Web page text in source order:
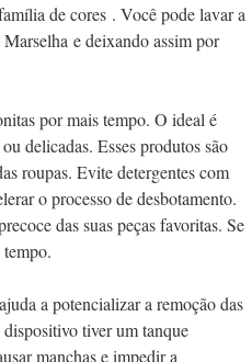
de cores . Você pode lavar a
e deixando assim por
por mais tempo. O ideal é
delicadas. Esses produtos são
roupas. Evite detergentes com
o processo de desbotamento.
das suas peças favoritas. Se
a potencializar a remoção das
tiver um tanque
manchas e impedir a